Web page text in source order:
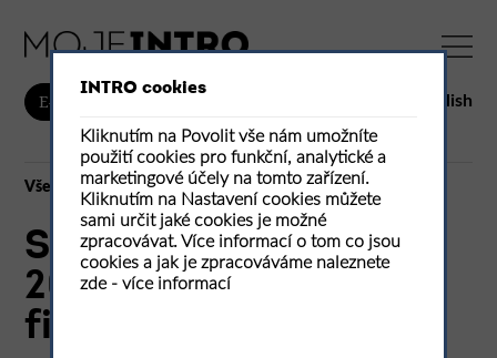
INTRO cookies
Kliknutím na Povolit vše nám umožníte
použití cookies pro funkční, analytické a
marketingové účely na tomto zařízení.
Kliknutím na Nastavení cookies můžete
sami určit jaké cookies je možné
zpracovávat. Více informací o tom co jsou
cookies a jak je zpracováváme naleznete
zde - více informací
E-shop English
Vše
Soutěž Architekt roku
2025 už má svých pět
finalistů